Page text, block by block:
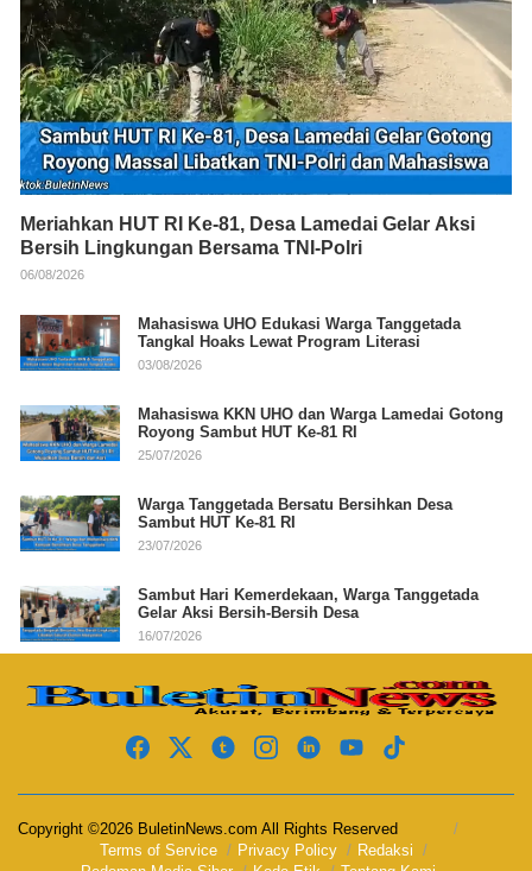
Meriahkan HUT RI Ke-81, Desa Lamedai Gelar Aksi
Bersih Lingkungan Bersama TNI-Polri
06/08/2026
Mahasiswa UHO Edukasi Warga Tanggetada
Tangkal Hoaks Lewat Program Literasi
03/08/2026
Mahasiswa KKN UHO dan Warga Lamedai Gotong
Royong Sambut HUT Ke-81 RI
25/07/2026
Warga Tanggetada Bersatu Bersihkan Desa
Sambut HUT Ke-81 RI
23/07/2026
Sambut Hari Kemerdekaan, Warga Tanggetada
Gelar Aksi Bersih-Bersih Desa
16/07/2026
Copyright ©2026 BuletinNews.com All Rights Reserved
Terms of Service
Privacy Policy
Redaksi